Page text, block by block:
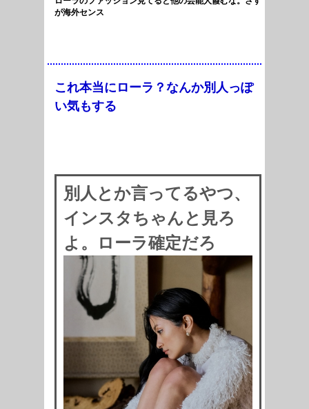
が海外センス
これ本当にローラ？なんか別人っぽ
い気もする
別人とか言ってるやつ、
インスタちゃんと見ろ
よ。ローラ確定だろ